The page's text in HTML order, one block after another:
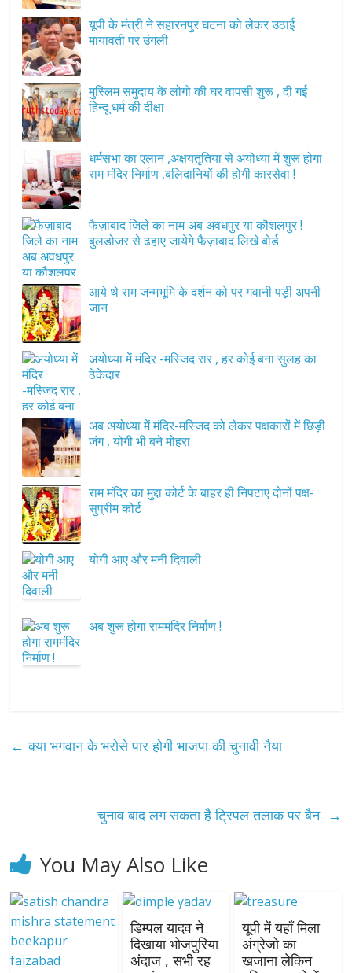
यूपी के मंत्री ने सहारनपुर घटना को लेकर उठाई
मायावती पर उंगली
मुस्लिम समुदाय के लोगो की घर वापसी शुरू , दी गई
हिन्दू धर्म की दीक्षा
धर्मसभा का एलान ,अक्षयतृतिया से अयोध्या में शुरू होगा
राम मंदिर निर्माण ,बलिदानियों की होगी कारसेवा !
फैज़ाबाद जिले का नाम अब अवधपुर या कौशलपुर !
बुलडोजर से ढहाए जायेगे फैज़ाबाद लिखे बोर्ड
आये थे राम जन्मभूमि के दर्शन को पर गवानी पड़ी अपनी
जान
अयोध्या में मंदिर -मस्जिद रार , हर कोई बना सुलह का
ठेकेदार
अब अयोध्या में मंदिर-मस्जिद को लेकर पक्षकारों में छिड़ी
जंग , योगी भी बने मोहरा
राम मंदिर का मुद्दा कोर्ट के बाहर ही निपटाए दोनों पक्ष-
सुप्रीम कोर्ट
योगी आए और मनी दिवाली
अब शुरू होगा राममंदिर निर्माण !
← क्या भगवान के भरोसे पार होगी भाजपा की चुनावी नैया
चुनाव बाद लग सकता है ट्रिपल तलाक पर बैन →
You May Also Like
डिम्पल यादव ने
दिखाया भोजपुरिया
अंदाज , सभी रह
यूपी में यहाँ मिला
अंग्रेजो का
खजाना लेकिन